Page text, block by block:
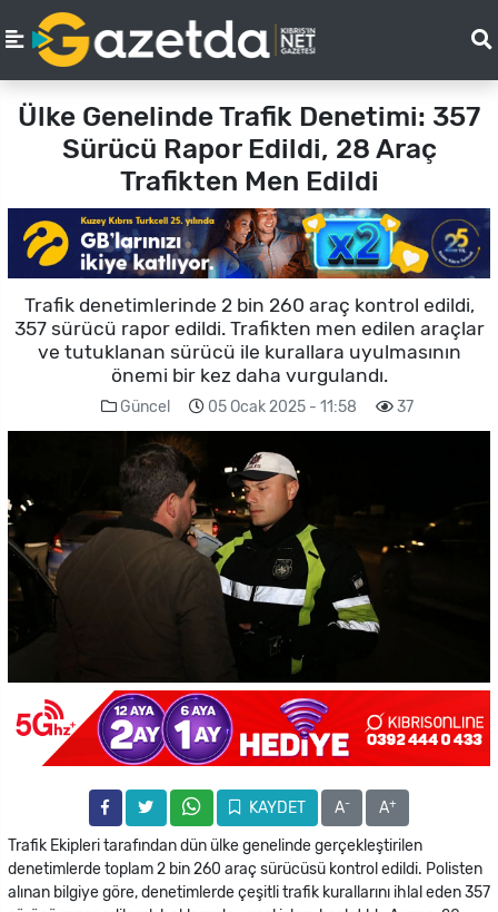
Ülke Genelinde Trafik Denetimi: 357
Sürücü Rapor Edildi, 28 Araç
Trafikten Men Edildi
Trafik denetimlerinde 2 bin 260 araç kontrol edildi,
357 sürücü rapor edildi. Trafikten men edilen araçlar
ve tutuklanan sürücü ile kurallara uyulmasının
önemi bir kez daha vurgulandı.
Güncel 05 Ocak 2025 - 11:58 37
KAYDET A- A+
Trafik Ekipleri tarafından dün ülke genelinde gerçekleştirilen
denetimlerde toplam 2 bin 260 araç sürücüsü kontrol edildi. Polisten
alınan bilgiye göre, denetimlerde çeşitli trafik kurallarını ihlal eden 357